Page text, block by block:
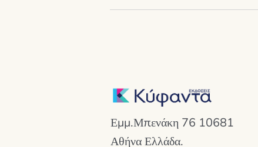
Εμμ.Μπενάκη 76 10681
Αθήνα Ελλάδα.